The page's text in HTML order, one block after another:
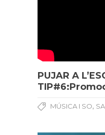
PUJAR A
MÚSICA I SO,